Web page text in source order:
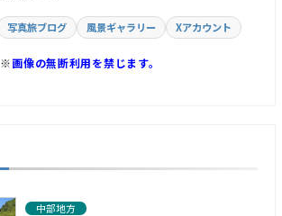
写真旅ブログ 風景ギャラリー Xアカウント
※画像の無断利用を禁じます。
中部地方